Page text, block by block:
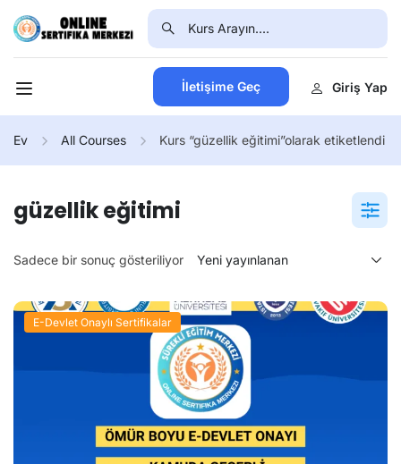
İletişime Geç Giriş Yap
Ev All Courses Kurs “güzellik eğitimi”olarak etiketlendi
güzellik eğitimi
Sadece bir sonuç gösteriliyor
E-Devlet Onaylı Sertifikalar